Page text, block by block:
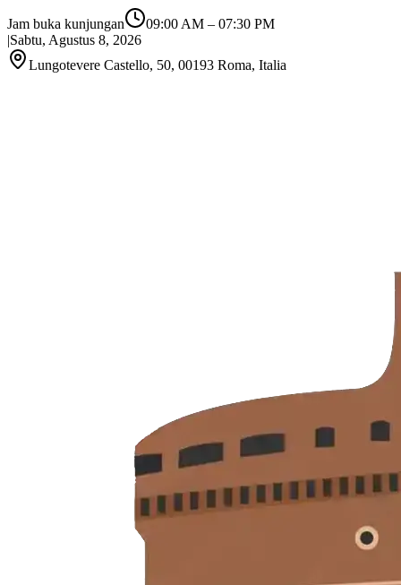
Jam buka kunjungan 09:00 AM – 07:30 PM
|Sabtu, Agustus 8, 2026
Lungotevere Castello, 50, 00193 Roma, Italia